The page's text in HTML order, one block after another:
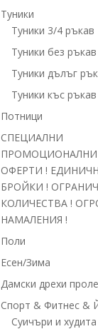
Туники
Туники 3/4 ръкав
Туники без ръкав
Туники дълъг
Туники къс ръкав
Потници
СПЕЦИАЛНИ
ПРОМОЦИОНАЛНИ
ОФЕРТИ !
БРОЙКИ !
КОЛИЧЕСТВА !
НАМАЛЕНИЯ !
Поли
Есен/Зима
Дамски дрехи
Спорт & Фитнес &
Суичъри и худита